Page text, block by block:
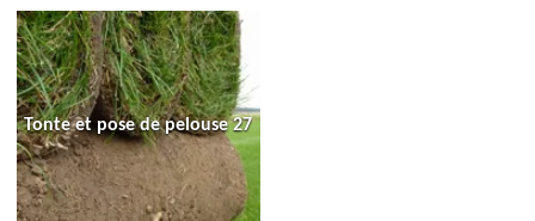
Tonte et pose de pelouse 27